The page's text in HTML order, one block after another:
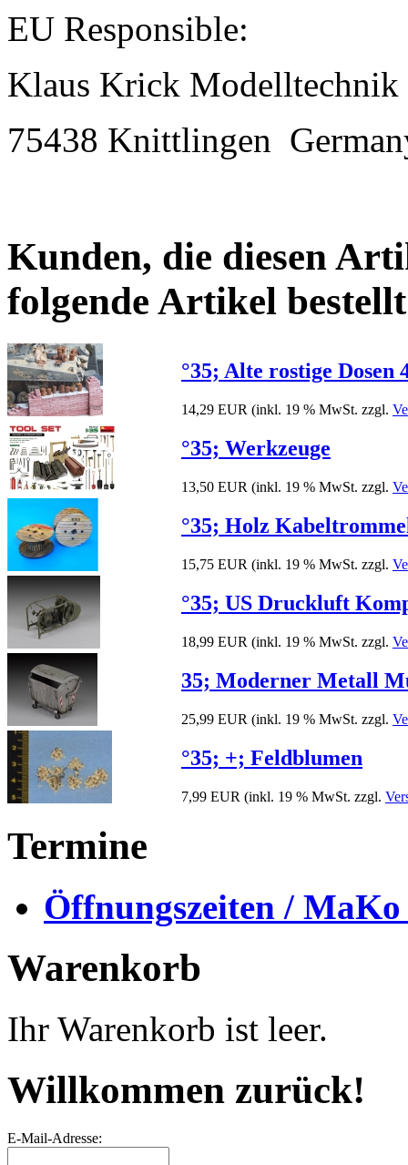
EU Responsible:
Klaus Krick Modelltechnik
75438 Knittlingen
Kunden, die diesen
folgende Artikel
°35; Alte rostige Dosen
14,29 EUR (inkl. 19 % MwSt. zzgl.
°35; Werkzeuge
13,50 EUR (inkl. 19 % MwSt. zzgl.
°35; Holz
15,75 EUR (inkl. 19 % MwSt. zzgl.
°35; US Druckluft
18,99 EUR (inkl. 19 % MwSt. zzgl.
35; Moderner Metall
25,99 EUR (inkl. 19 % MwSt. zzgl.
°35; +; Feldblumen
7,99 EUR (inkl. 19 % MwSt. zzgl.
Termine
Öffnungszeiten /
Warenkorb
Ihr Warenkorb ist leer.
Willkommen zurück!
E-Mail-Adresse: